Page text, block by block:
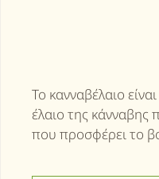
Το κανναβέλαιο
έλαιο της
που προσφέρει το